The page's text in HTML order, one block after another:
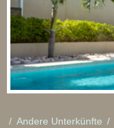
/ Andere Unterkünfte /